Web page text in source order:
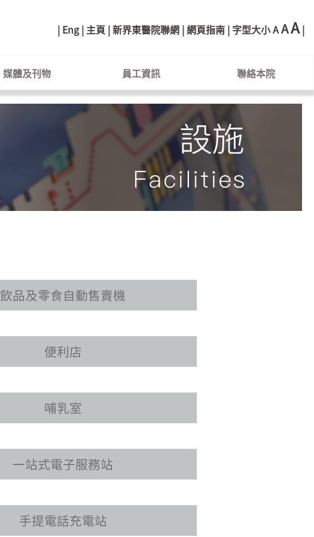
Eng 主頁 新界東醫院聯網 網頁指南 字型大小AAA
媒體及刊物 員工資訊 聯絡本院
飲品及零食自動售賣機
便利店
哺乳室
一站式電子服務站
手提電話充電站